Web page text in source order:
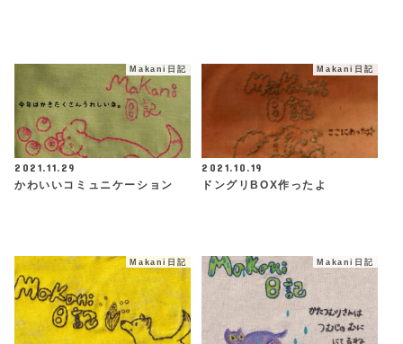
Makani日記
2021.11.29
かわいいコミュニケーション
Makani日記
2021.10.19
ドングリBOX作ったよ
Makani日記 Makani日記